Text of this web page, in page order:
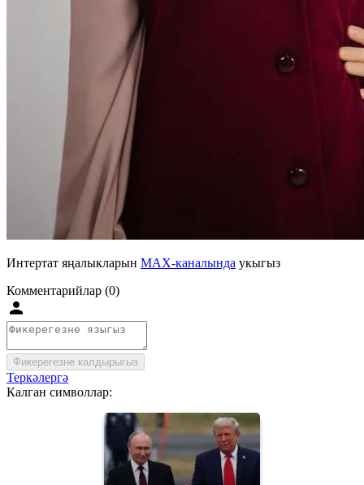
Интертат яңалыкларын MAX-каналында укыгыз
Комментарийлар (0)
Фикерегезне калдырыгыз
Теркәлергә
Калган символлар: